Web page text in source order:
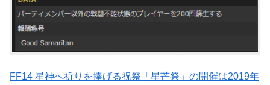
FF14 星神へ祈りを捧げる祝祭「星芒祭」の開催は2019年